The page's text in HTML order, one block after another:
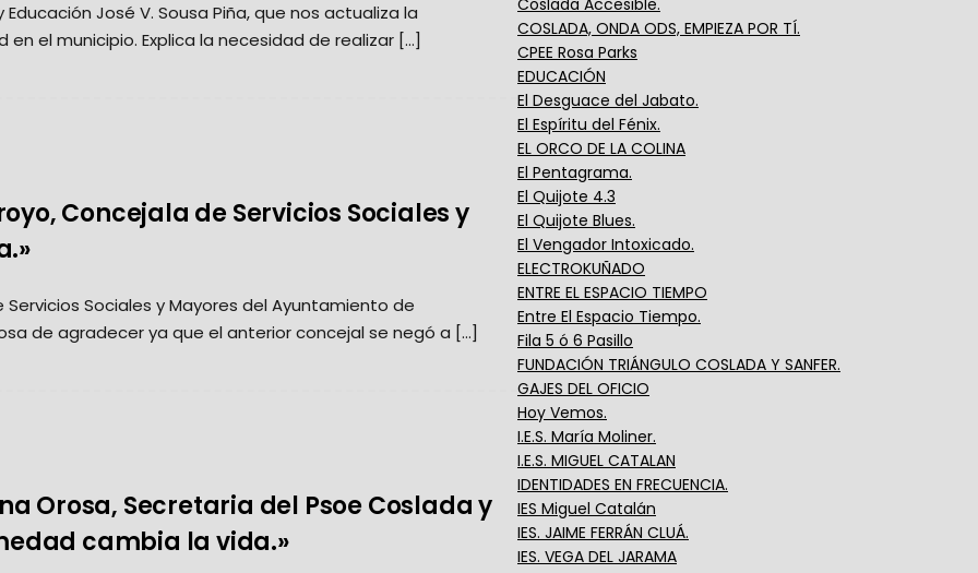
José V. Sousa Piña, que nos actualiza la
el municipio. Explica la necesidad de realizar […]
Concejala de Servicios Sociales y
Sociales y Mayores del Ayuntamiento de
de agradecer ya que el anterior concejal se negó a […]
Orosa, Secretaria del Psoe Coslada y
cambia la vida.»
Coslada Accesible.
COSLADA, ONDA ODS, EMPIEZA POR TÍ.
CPEE Rosa Parks
EDUCACIÓN
El Desguace del Jabato.
El Espíritu del Fénix.
EL ORCO DE LA COLINA
El Pentagrama.
El Quijote 4.3
El Quijote Blues.
El Vengador Intoxicado.
ELECTROKUÑADO
ENTRE EL ESPACIO TIEMPO
Entre El Espacio Tiempo.
Fila 5 ó 6 Pasillo
FUNDACIÓN TRIÁNGULO COSLADA Y SANFER.
GAJES DEL OFICIO
Hoy Vemos.
I.E.S. María Moliner.
I.E.S. MIGUEL CATALAN
IDENTIDADES EN FRECUENCIA.
IES Miguel Catalán
IES. JAIME FERRÁN CLUÁ.
IES. VEGA DEL JARAMA